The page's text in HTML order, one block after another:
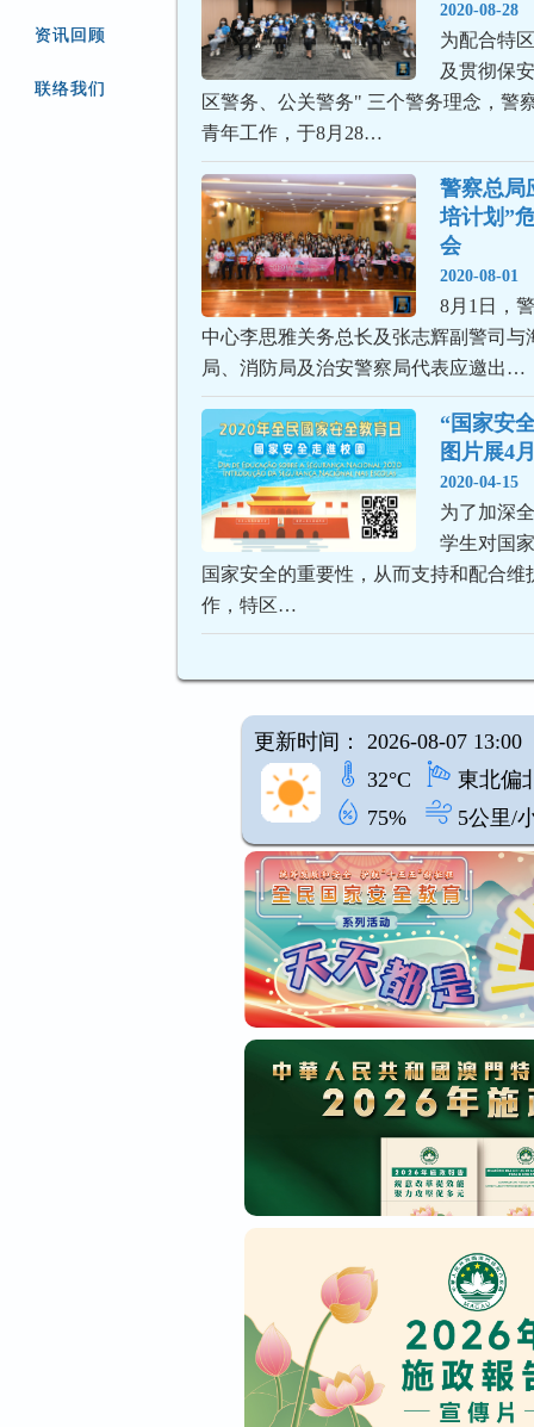
资讯回顾
联络我们
2020-08-28
为配合特
及贯彻保
区警务、公关警务" 三个警务理念，警
青年工作，于8月28…
警察总局
培计划”
会
2020-08-01
8月1日，
中心李思雅关务总长及张志辉副警司与
局、消防局及治安警察局代表应邀出…
“国家安
图片展4
2020-04-15
为了加深
学生对国
国家安全的重要性，从而支持和配合维
作，特区…
更新时间： 2026-08-07 13:00
32°C
東北偏
75%
5公里/